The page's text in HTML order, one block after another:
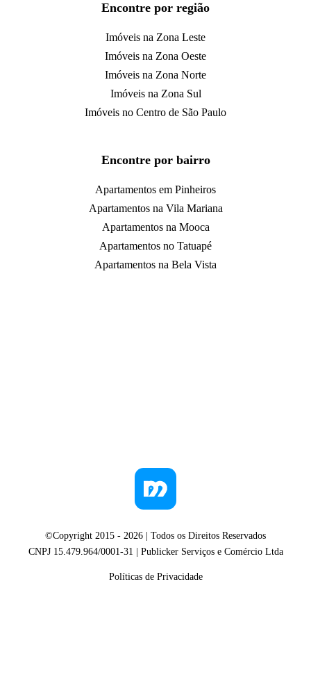
Encontre por região
Imóveis na Zona Leste
Imóveis na Zona Oeste
Imóveis na Zona Norte
Imóveis na Zona Sul
Imóveis no Centro de São Paulo
Encontre por bairro
Apartamentos em Pinheiros
Apartamentos na Vila Mariana
Apartamentos na Mooca
Apartamentos no Tatuapé
Apartamentos na Bela Vista
©Copyright 2015 - 2026 | Todos os Direitos Reservados
CNPJ 15.479.964/0001-31 | Publicker Serviços e Comércio Ltda
Políticas de Privacidade